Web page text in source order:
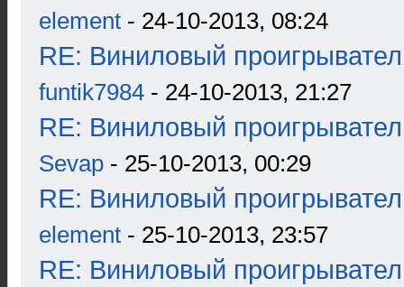
element - 24-10-2013, 08:24
RE: Виниловый
funtik7984 - 24-10-2013, 21:27
RE: Виниловый
Sevap - 25-10-2013, 00:29
RE: Виниловый
element - 25-10-2013, 23:57
RE: Виниловый